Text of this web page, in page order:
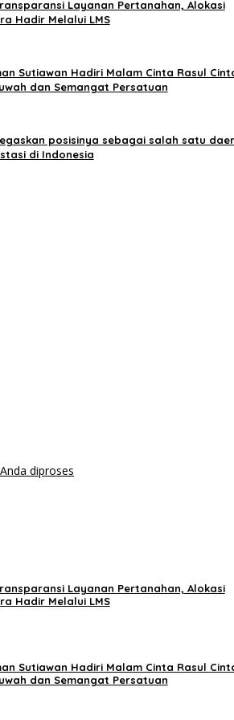
Layanan Pertanahan, Alokasi
Hadir Melalui LMS
Sutiawan Hadiri Malam Cinta Rasul
dan Semangat Persatuan
posisinya sebagai salah satu
di Indonesia
diproses
Layanan Pertanahan, Alokasi
Hadir Melalui LMS
Sutiawan Hadiri Malam Cinta Rasul
dan Semangat Persatuan